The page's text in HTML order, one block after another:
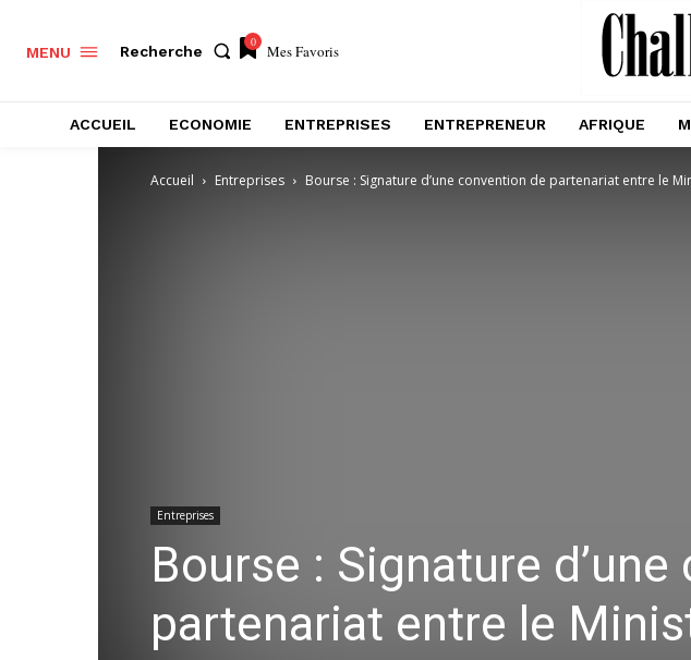
MENU Recherche
0 Mes Favoris
ACCUEIL ECONOMIE ENTREPRISES ENTREPRENEUR AFRIQUE
Accueil Entreprises Bourse : Signature d’une convention de partenariat entre le
Entreprises
Bourse : Signature
partenariat entre le